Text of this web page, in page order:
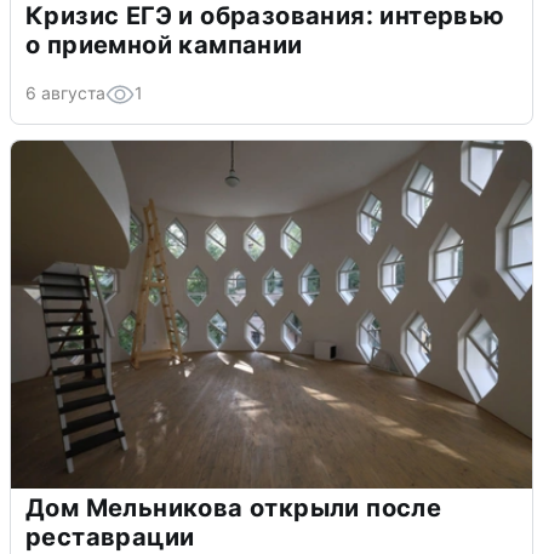
Кризис ЕГЭ и образования: интервью
о приемной кампании
6 августа 1
Дом Мельникова открыли после
реставрации